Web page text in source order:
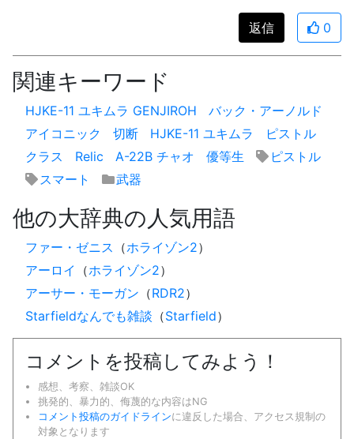
返信 0
関連キーワード
HJKE-11 ユキムラ GENJIROH
バック・アーノルド
アイコニック
切断 HJKE-11 ユキムラ
ピストル
クラス
Relic A-22B チャオ 優等生
ピストル
スマート
武器
他の大辞典の人気用語
ファー・ゼニス （ホライゾン2）
アーロイ
（ホライゾン2）
アーサー・モーガン （RDR2）
Starfieldなんでも雑談 （Starfield）
コメントを投稿してみよう！
感想、考察、雑談OK
挑発的、暴力的、侮蔑的な内容はNG
コメント投稿のガイドラインに違反した場合、アクセス規制の
対象となります